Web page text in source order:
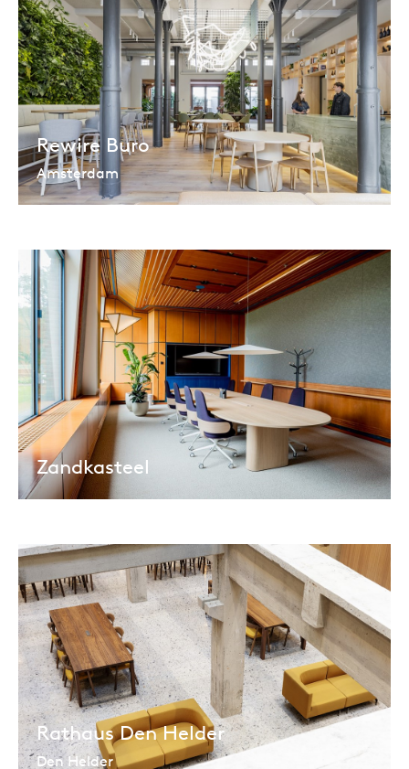
Rewire Buro
Amsterdam
Zandkasteel
Rathaus Den Helder
Den Helder